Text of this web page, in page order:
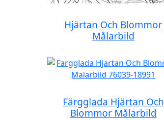
Hjärtan Och Blommor
Målarbild
Färgglada Hjärtan Och
Blommor Målarbild